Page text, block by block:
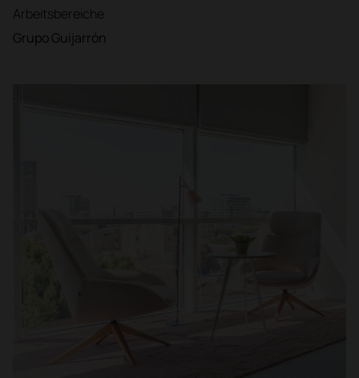
Arbeitsbereiche
Grupo Guijarrón